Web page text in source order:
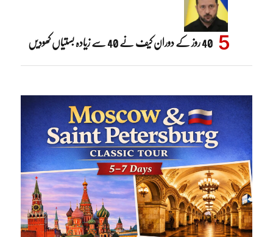
40 روز کے دوران کیف نے 40 سے زیادہ بستیاں کھودیں